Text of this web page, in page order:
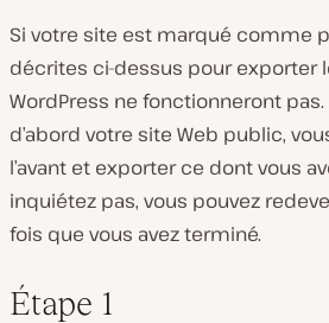
Si votre site est marqué comme
décrites ci-dessus pour exporter
WordPress ne fonctionneront pas.
d’abord votre site Web public,
l’avant et exporter ce dont vous
inquiétez pas, vous pouvez
fois que vous avez terminé.
Étape 1